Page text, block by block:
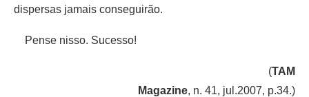
dispersas jamais conseguirão.
Pense nisso. Sucesso!
(TAM
Magazine, n. 41, jul.2007, p.34.)